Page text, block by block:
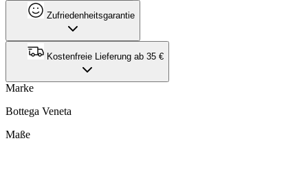
Zufriedenheitsgarantie
Kostenfreie Lieferung ab 35 €
Marke
Bottega Veneta
Maße